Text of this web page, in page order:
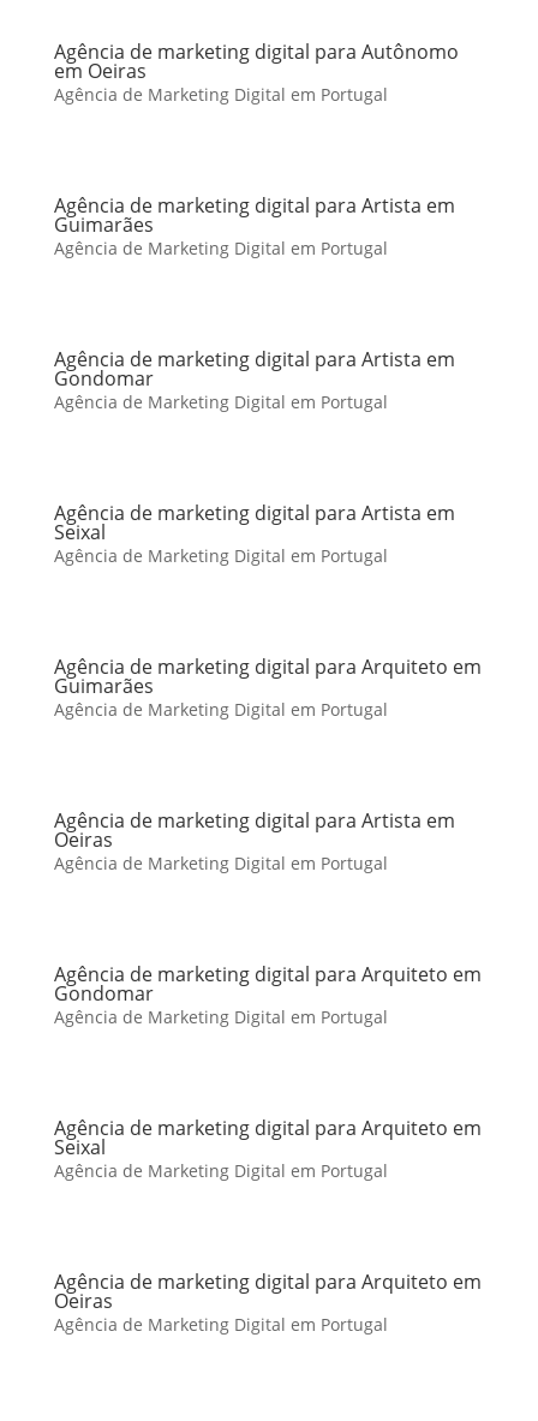
Agência de marketing digital para Autônomo
em Oeiras
Agência de Marketing Digital em Portugal
Agência de marketing digital para Artista em
Guimarães
Agência de Marketing Digital em Portugal
Agência de marketing digital para Artista em
Gondomar
Agência de Marketing Digital em Portugal
Agência de marketing digital para Artista em
Seixal
Agência de Marketing Digital em Portugal
Agência de marketing digital para Arquiteto em
Guimarães
Agência de Marketing Digital em Portugal
Agência de marketing digital para Artista em
Oeiras
Agência de Marketing Digital em Portugal
Agência de marketing digital para Arquiteto em
Gondomar
Agência de Marketing Digital em Portugal
Agência de marketing digital para Arquiteto em
Seixal
Agência de Marketing Digital em Portugal
Agência de marketing digital para Arquiteto em
Oeiras
Agência de Marketing Digital em Portugal